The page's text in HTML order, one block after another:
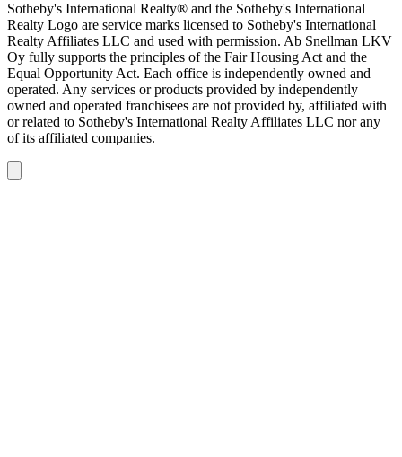
Sotheby's International Realty® and the Sotheby's International
Realty Logo are service marks licensed to Sotheby's International
Realty Affiliates LLC and used with permission. Ab Snellman LKV
Oy fully supports the principles of the Fair Housing Act and the
Equal Opportunity Act. Each office is independently owned and
operated. Any services or products provided by independently
owned and operated franchisees are not provided by, affiliated with
or related to Sotheby's International Realty Affiliates LLC nor any
of its affiliated companies.